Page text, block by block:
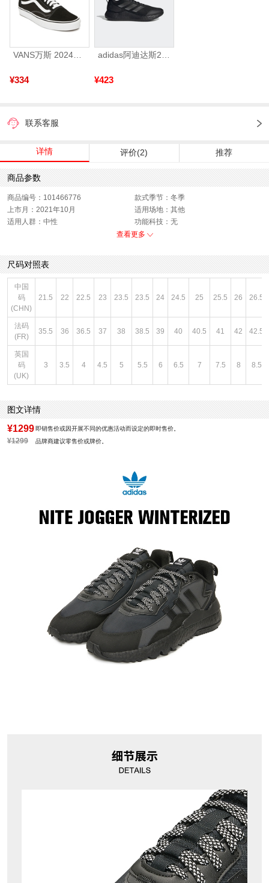
VANS万斯 2024年新款中性OldSkool帆布鞋/硫化鞋VN000D3HY28（延续款）
¥334 ¥423
联系客服
详情 评价(2) 推荐
商品参数
商品编号：101466776
款式季节：冬季
上市月：2021年10月
适用场地：其他
适用人群：中性
功能科技：无
性别：中性
色系：黑色
风格：休闲
闭合方式：系带
查看更多
尺码对照表
中国
码
(CHN)
21.5 22 22.5 23 23.5 23.5 24 24.5 25 25.5 26 26.5
法码
(FR)
35.5 36 36.5 37 38 38.5 39 40 40.5 41 42 42.5
英国
码
(UK)
3 3.5 4 4.5 5 5.5 6 6.5 7 7.5 8 8.5
图文详情
¥1299 即销售价或因开展不同的优惠活动而设定的即时售价。
¥1299 品牌商建议零售价或牌价。